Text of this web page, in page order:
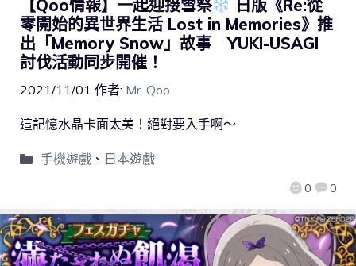
【Qoo情報】一起迎接雪祭
日版《Re:從
零開始的異世界生活 Lost in Memories》推
出「Memory Snow」故事 YUKI-USAGI
討伐活動同步開催！
2021/11/01 作者: Mr. Qoo
0 0
這記憶水晶卡面太美！絕對要入手啊～
手機遊戲、 日本遊戲